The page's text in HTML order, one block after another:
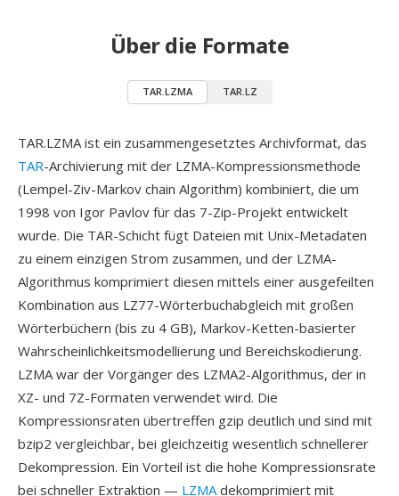
Über die Formate
TAR.LZMA TAR.LZ
TAR.LZMA ist ein zusammengesetztes Archivformat, das
TAR-Archivierung mit der LZMA-Kompressionsmethode
(Lempel-Ziv-Markov chain Algorithm) kombiniert, die um
1998 von Igor Pavlov für das 7-Zip-Projekt entwickelt
wurde. Die TAR-Schicht fügt Dateien mit Unix-Metadaten
zu einem einzigen Strom zusammen, und der LZMA-
Algorithmus komprimiert diesen mittels einer ausgefeilten
Kombination aus LZ77-Wörterbuchabgleich mit großen
Wörterbüchern (bis zu 4 GB), Markov-Ketten-basierter
Wahrscheinlichkeitsmodellierung und Bereichskodierung.
LZMA war der Vorgänger des LZMA2-Algorithmus, der in
XZ- und 7Z-Formaten verwendet wird. Die
Kompressionsraten übertreffen gzip deutlich und sind mit
bzip2 vergleichbar, bei gleichzeitig wesentlich schnellerer
Dekompression. Ein Vorteil ist die hohe Kompressionsrate
bei schneller Extraktion — LZMAdekomprimiert mit